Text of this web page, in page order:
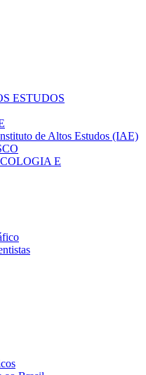
ESTUDOS
de Altos Estudos (IAE)
E